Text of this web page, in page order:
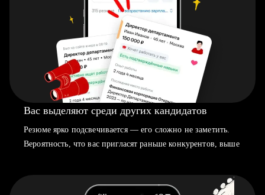
Вас выделяют среди других кандидатов
Резюме ярко подсвечивается — его сложно не заметить.
Вероятность, что вас пригласят раньше конкурентов, выше